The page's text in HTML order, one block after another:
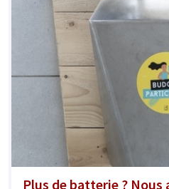
Plus de batterie ?